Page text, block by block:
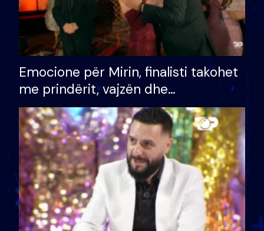
Emocione për Mirin, finalisti takohet
me prindërit, vajzën dhe
bashkëshorten: S’kemi ndonjë letër
divorci apo jo?